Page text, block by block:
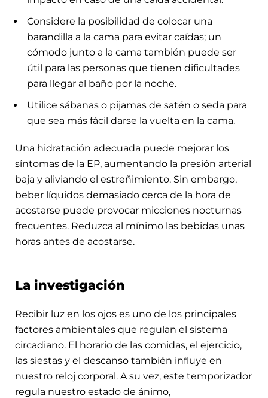
Considere la posibilidad de colocar una
barandilla a la cama para evitar caídas; un
cómodo junto a la cama también puede ser
útil para las personas que tienen dificultades
para llegar al baño por la noche.
Utilice sábanas o pijamas de satén o seda para
que sea más fácil darse la vuelta en la cama.
Una hidratación adecuada puede mejorar los
síntomas de la EP, aumentando la presión arterial
baja y aliviando el estreñimiento. Sin embargo,
beber líquidos demasiado cerca de la hora de
acostarse puede provocar micciones nocturnas
frecuentes. Reduzca al mínimo las bebidas unas
horas antes de acostarse.
La investigación
Recibir luz en los ojos es uno de los principales
factores ambientales que regulan el sistema
circadiano. El horario de las comidas, el ejercicio,
las siestas y el descanso también influye en
nuestro reloj corporal. A su vez, este temporizador
regula nuestro estado de ánimo,